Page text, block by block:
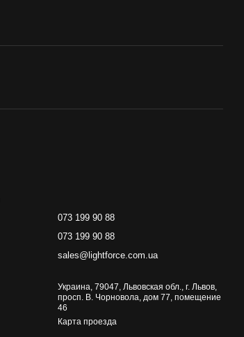
073 199 90 88
073 199 90 88
sales@lightforce.com.ua
Украина, 79047, Львовская обл., г. Львов,
просп. В. Чорновола, дом 77, помещение
46
Карта проезда